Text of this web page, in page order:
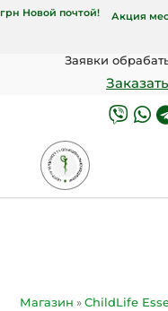
грн Укрпочтой и от 7000
Заявки
Магазин »ChildLife